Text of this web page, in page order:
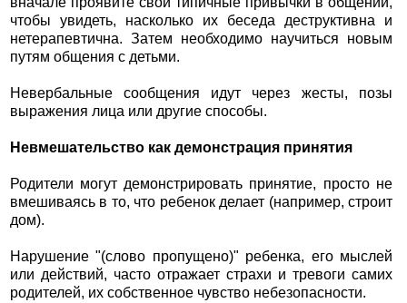
чтобы увидеть, насколько их беседа деструктивна и
нетерапевтична. Затем необходимо научиться новым
путям общения с детьми.
Невербальные сообщения идут через жесты, позы
выражения лица или другие способы.
Невмешательство как демонстрация принятия
Родители могут демонстрировать принятие, просто не
вмешиваясь в то, что ребенок делает (например, строит
дом).
Нарушение "(слово пропущено)" ребенка, его мыслей
или действий, часто отражает страхи и тревоги самих
родителей, их собственное чувство небезопасности.